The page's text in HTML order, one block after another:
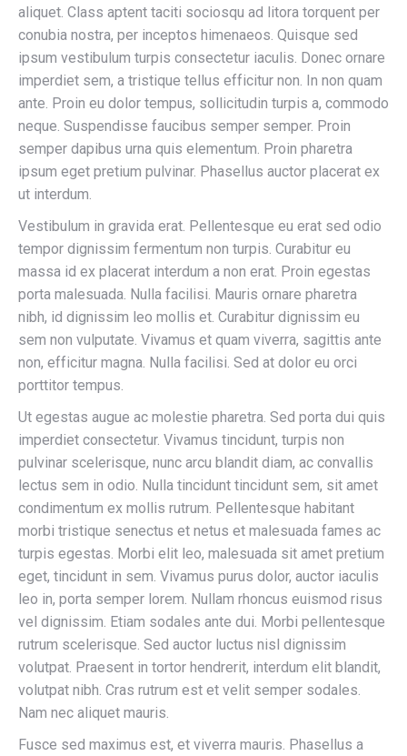
aliquet. Class aptent taciti sociosqu ad litora torquent per
conubia nostra, per inceptos himenaeos. Quisque sed
ipsum vestibulum turpis consectetur iaculis. Donec ornare
imperdiet sem, a tristique tellus efficitur non. In non quam
ante. Proin eu dolor tempus, sollicitudin turpis a, commodo
neque. Suspendisse faucibus semper semper. Proin
semper dapibus urna quis elementum. Proin pharetra
ipsum eget pretium pulvinar. Phasellus auctor placerat ex
ut interdum.
Vestibulum in gravida erat. Pellentesque eu erat sed odio
tempor dignissim fermentum non turpis. Curabitur eu
massa id ex placerat interdum a non erat. Proin egestas
porta malesuada. Nulla facilisi. Mauris ornare pharetra
nibh, id dignissim leo mollis et. Curabitur dignissim eu
sem non vulputate. Vivamus et quam viverra, sagittis ante
non, efficitur magna. Nulla facilisi. Sed at dolor eu orci
porttitor tempus.
Ut egestas augue ac molestie pharetra. Sed porta dui quis
imperdiet consectetur. Vivamus tincidunt, turpis non
pulvinar scelerisque, nunc arcu blandit diam, ac convallis
lectus sem in odio. Nulla tincidunt tincidunt sem, sit amet
condimentum ex mollis rutrum. Pellentesque habitant
morbi tristique senectus et netus et malesuada fames ac
turpis egestas. Morbi elit leo, malesuada sit amet pretium
eget, tincidunt in sem. Vivamus purus dolor, auctor iaculis
leo in, porta semper lorem. Nullam rhoncus euismod risus
vel dignissim. Etiam sodales ante dui. Morbi pellentesque
rutrum scelerisque. Sed auctor luctus nisl dignissim
volutpat. Praesent in tortor hendrerit, interdum elit blandit,
volutpat nibh. Cras rutrum est et velit semper sodales.
Nam nec aliquet mauris.
Fusce sed maximus est, et viverra mauris. Phasellus a